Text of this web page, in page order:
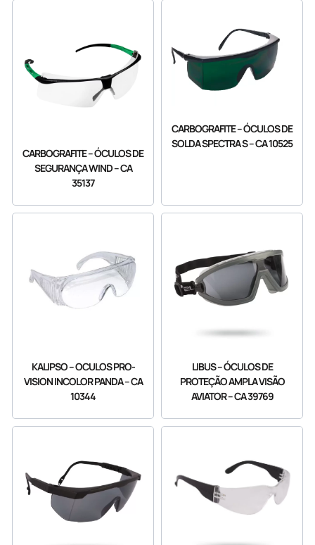
CARBOGRAFITE – ÓCULOS DE
SEGURANÇA WIND – CA
35137
CARBOGRAFITE – ÓCULOS DE
SOLDA SPECTRA S – CA 10525
KALIPSO – OCULOS PRO-
VISION INCOLOR PANDA – CA
10344
LIBUS – ÓCULOS DE
PROTEÇÃO AMPLA VISÃO
AVIATOR – CA 39769